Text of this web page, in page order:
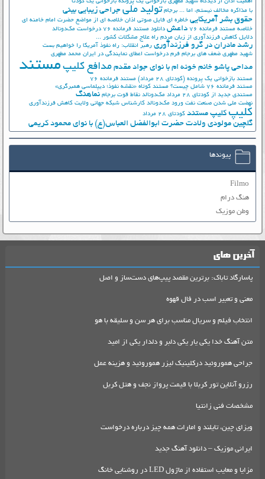
اهمیت اذان از دیدگاه شهید مطهری بازخوانی یک پرونده بازخوانی یک کودتا
با مذاکره مخالف نیستم، اما ... برجام تولید ملی جراحی زیبایی بینی
حقوق بشر آمریکایی خاطره ای فایل صوتی اذان خلاصه ای از مواضع حضرت امام خامنه ای
خلاصه مستند فرمانده 76
داعش دانلود مستند فرمانده 76
درخواست مک‌دونالد
دلایل کاهش فرزندآوری از زبان مردم راه علاج مشکلات کشور ...
رشد مادران در گرو فرزندآوری رهبر انقلاب: راه نفوذ آمریکا را خواهیم بست
شهید مطهری ضعف های برجام فرم درخواست اعطای نمایندگی در ایران محمد مطهری
مداحی پاشو خانم خونه ام با نوای جواد مقدم مدافع کلیپ مستند
مستند بازخوانی یک پرونده (کودتای 28 مرداد)
مستند فرمانده 76
مستند فرمانده 76 شامل چیست؟
مستند کوتاه «نقشه نفوذ؛ دیپلماسی همبرگری»
مستندی جدید از کودتای 28 مرداد
مک‌دونالد نقاط قوت برجام نماهنگ
نهضت ملي شدن صنعت نفت ورود مک‌دونالد کارشناس شبکه جهانی ولایت کاهش فرزندآوری
کلیپ کلیپ مستند کودتای 28 مرداد
گلچین مولودی ولادت حضرت ابوالفضل العباس(ع) با نوای محمود کریمی
پیوندها
Filmo
هنگ درام
وطن موزیک
آخرین های
پاسارگاد تاباک: برترین مقصد پیپ‌های دست‌ساز و اصل
معنی و تعبیر اسب در فال قهوه
انتخاب فیلم و سریال مناسب برای هر سن و سلیقه با هو
متن آهنگ خدا یکی یار یکی دلبر و دلدار یکی از امید
جراحی هموروئید درکلینیک لیزر هموروئید و هزینه عمل
رزرو آنلاین تور کربلا با قیمت پرواز نجف و هتل کربل
مشخصات فنی زانتیا
ویزای چین، تایلند و امارات همه چیز درباره درخواست
ایرانی موزیک – دانلود آهنگ جدید
مزایا و معایب استفاده از ماژول LED در روشنایی خانگ